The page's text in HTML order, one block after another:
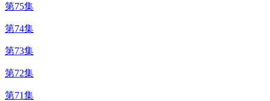
第75集
第74集
第73集
第72集
第71集